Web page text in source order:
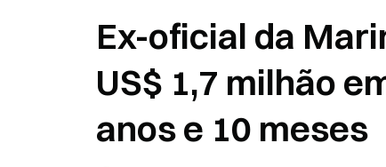
Ex-oficial da
US$ 1,7 milhão
anos e 10 meses